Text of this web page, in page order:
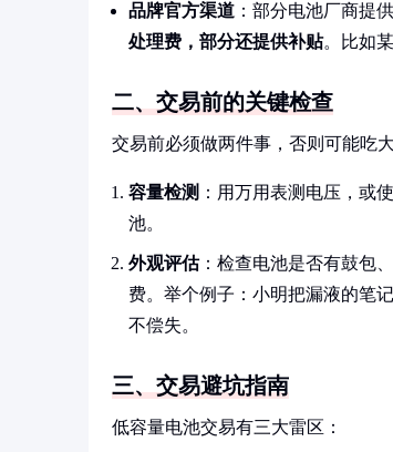
品牌官方渠道 ：部分电池厂商提
处理费，部分还提供补贴。比如
二、交易前的关键检查
交易前必须做两件事，否则可能吃大
容量检测 ：用万用表测电压，或
池。
外观评估：检查电池是否有鼓包
费。举个例子：小明把漏液的笔
不偿失。
三、交易避坑指南
低容量电池交易有三大雷区：